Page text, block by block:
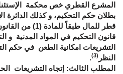
المشرع القطري خص محكمة
بطلان حكم التحكيم، و كذلك الدائرة
قانون التحكيم في المواد المدنية و
التشريعات امكانية الطعن في حكم
النظر (3)
.
المطلب الثالث: إتجاه التشريعات